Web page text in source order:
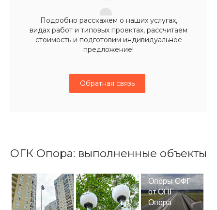
Подробно расскажем о наших услугах,
видах работ и типовых проектах, рассчитаем
стоимость и подготовим индивидуальное
предложение!
Обратная связь
ОГК Опора: выполненные объекты
Опоры СФГ
от ОПГ
Опора